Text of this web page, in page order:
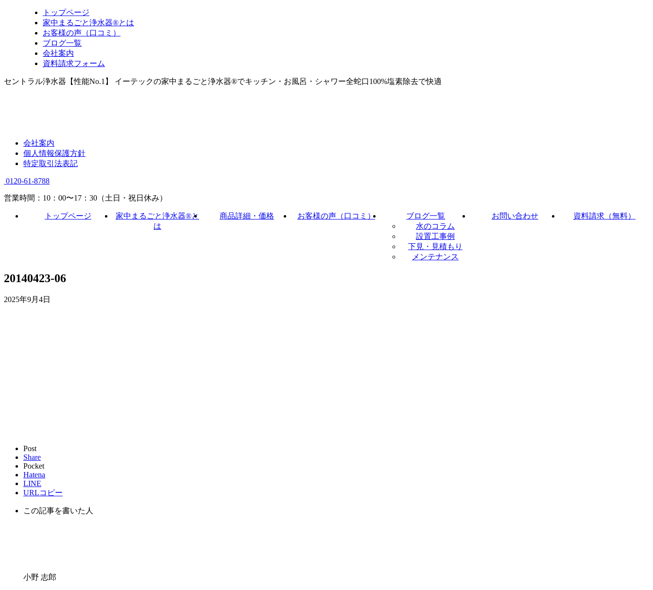
トップページ
家中まるごと浄水器®とは
お客様の声（口コミ）
ブログ一覧
会社案内
資料請求フォーム
セントラル浄水器【性能No.1】 イーテックの家中まるごと浄水器®でキッチン・お風呂・シャワー全蛇口100%塩素除去で快適
会社案内
個人情報保護方針
特定取引法表記
0120-61-8788
営業時間：10：00〜17：30（土日・祝日休み）
トップページ
家中まるごと浄水器®と
は
商品詳細・価格 お客様の声（口コミ）
ブログ一覧
水のコラム
設置工事例
下見・見積もり
メンテナンス
お問い合わせ 資料請求（無料）
20140423-06
2025年9月4日
Post
Share
Pocket
Hatena
LINE
URLコピー
この記事を書いた人
小野 志郎